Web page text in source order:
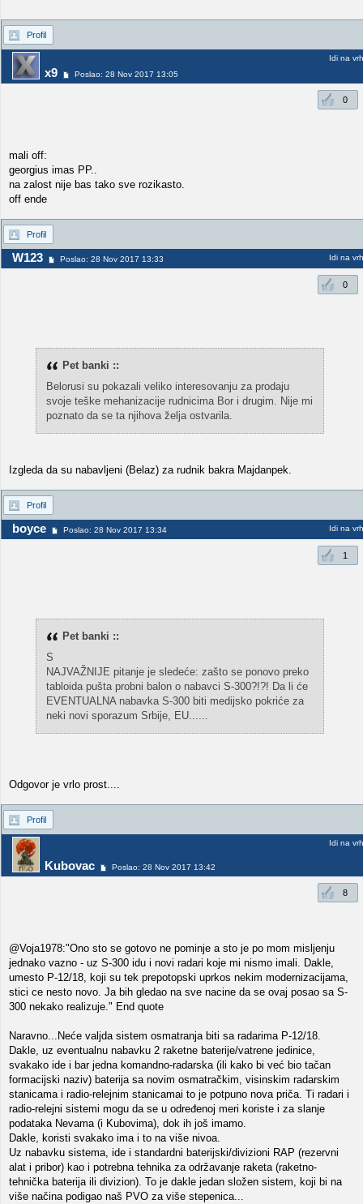
Profil
x9 Poslao: 28 Nov 2017 13:05
Idi na vrh
0
mali off:
georgius imas PP..
na zalost nije bas tako sve rozikasto.
off ende
Profil
W123 Poslao: 28 Nov 2017 13:33 Idi na vrh
0
Pet banki ::
Belorusi su pokazali veliko interesovanju za prodaju
svoje teške mehanizacije rudnicima Bor i drugim. Nije mi
poznato da se ta njihova želja ostvarila.
Izgleda da su nabavljeni (Belaz) za rudnik bakra Majdanpek.
Profil
boyce Poslao: 28 Nov 2017 13:34 Idi na vrh
1
Pet banki ::
S
NAJVAŽNIJE pitanje je sledeće: zašto se ponovo preko
tabloida pušta probni balon o nabavci S-300?!?! Da li će
EVENTUALNA nabavka S-300 biti medijsko pokriće za
neki novi sporazum Srbije, EU......
Odgovor je vrlo prost....
Profil
Kubovac Poslao: 28 Nov 2017 13:42
Idi na vrh
8
@Voja1978:"Ono sto se gotovo ne pominje a sto je po mom misljenju
jednako vazno - uz S-300 idu i novi radari koje mi nismo imali. Dakle,
umesto P-12/18, koji su tek prepotopski uprkos nekim modernizacijama,
stici ce nesto novo. Ja bih gledao na sve nacine da se ovaj posao sa S-
300 nekako realizuje." End quote
Naravno...Neće valjda sistem osmatranja biti sa radarima P-12/18.
Dakle, uz eventualnu nabavku 2 raketne baterije/vatrene jedinice,
svakako ide i bar jedna komandno-radarska (ili kako bi već bio tačan
formacijski naziv) baterija sa novim osmatračkim, visinskim radarskim
stanicama i radio-relejnim stanicamai to je potpuno nova priča. Ti radari i
radio-relejni sistemi mogu da se u određenoj meri koriste i za slanje
podataka Nevama (i Kubovima), dok ih još imamo.
Dakle, koristi svakako ima i to na više nivoa.
Uz nabavku sistema, ide i standardni baterijski/divizioni RAP (rezervni
alat i pribor) kao i potrebna tehnika za održavanje raketa (raketno-
tehnička baterija ili divizion). To je dakle jedan složen sistem, koji bi na
više načina podigao naš PVO za više stepenica...